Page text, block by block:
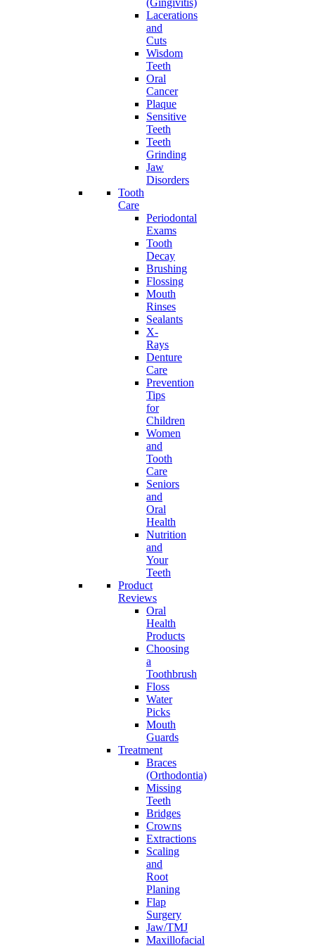
(Gingivitis)
Lacerations
and
Cuts
Wisdom
Teeth
Oral
Cancer
Plaque
Sensitive
Teeth
Teeth
Grinding
Jaw
Disorders
Tooth
Care
Periodontal
Exams
Tooth
Decay
Brushing
Flossing
Mouth
Rinses
Sealants
X-
Rays
Denture
Care
Prevention
Tips
for
Children
Women
and
Tooth
Care
Seniors
and
Oral
Health
Nutrition
and
Your
Teeth
Product
Reviews
Oral
Health
Products
Choosing
a
Toothbrush
Floss
Water
Picks
Mouth
Guards
Treatment
Braces
(Orthodontia)
Missing
Teeth
Bridges
Crowns
Extractions
Scaling
and
Root
Planing
Flap
Surgery
Jaw/TMJ
Maxillofacial